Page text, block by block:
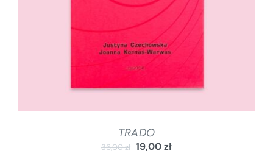
TRADO
36,00zł 19,00zł